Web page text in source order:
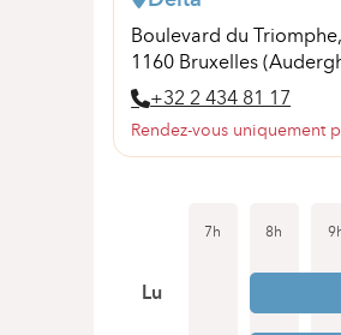
Boulevard du
1160 Bruxelles
+32 2 434 81 17
Rendez-vous uniquement
7h 8h
Lu